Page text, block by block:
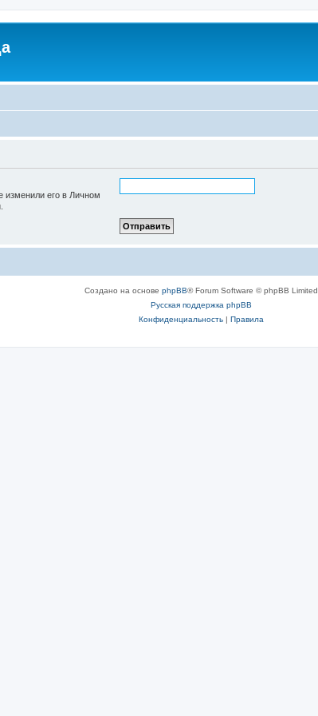
изменили его в Личном
Создано на основе phpBB® Forum Software © phpBB Limited
Русская поддержка phpBB
Конфиденциальность| Правила